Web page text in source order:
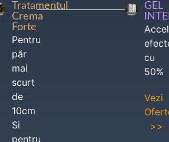
Tratamentul
Crema
Forte
Pentru
păr
mai
scurt
de
10cm
Si
pentru
GEL
cu
50%
Vezi
>>